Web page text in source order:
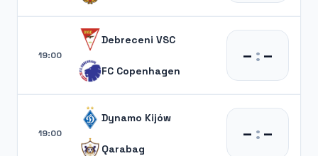
19:00
Debreceni VSC
FC Copenhagen
– :–
19:00
Dynamo Kijów
Qarabag
– :–